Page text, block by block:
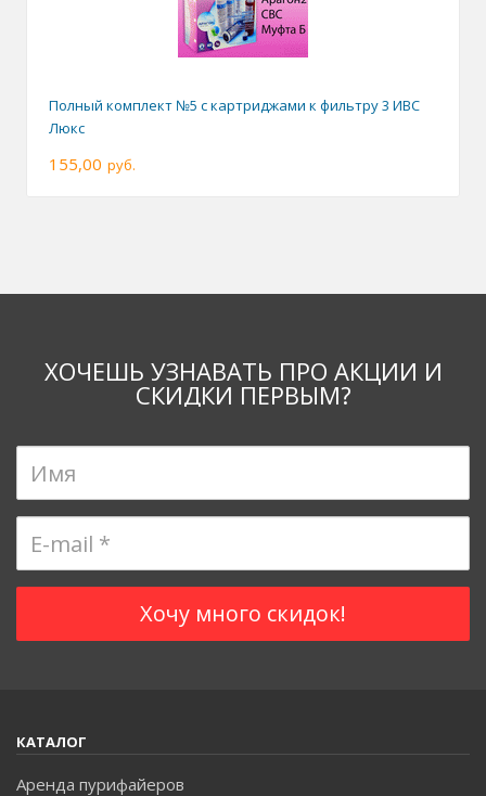
Полный комплект №5 с картриджами к фильтру 3 ИВС
Люкс
155,00 руб.
ХОЧЕШЬ УЗНАВАТЬ ПРО АКЦИИ И
СКИДКИ ПЕРВЫМ?
КАТАЛОГ
Аренда пурифайеров